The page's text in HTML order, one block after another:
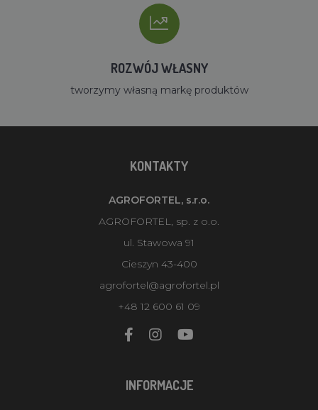
ROZWÓJ WŁASNY
tworzymy własną markę produktów
KONTAKTY
AGROFORTEL, s.r.o.
AGROFORTEL, sp. z o.o.
ul. Stawowa 91
Cieszyn 43-400
agrofortel@agrofortel.pl
+48 12 600 61 09
INFORMACJE